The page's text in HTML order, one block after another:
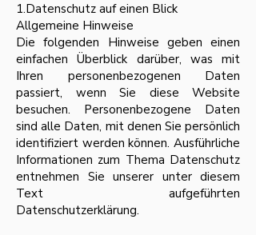
1.Datenschutz auf einen Blick
Allgemeine Hinweise
Die folgenden Hinweise geben einen
einfachen Überblick darüber, was mit
Ihren personenbezogenen Daten
passiert, wenn Sie diese Website
besuchen. Personenbezogene Daten
sind alle Daten, mit denen Sie persönlich
identifiziert werden können. Ausführliche
Informationen zum Thema Datenschutz
entnehmen Sie unserer unter diesem
Text aufgeführten
Datenschutzerklärung.